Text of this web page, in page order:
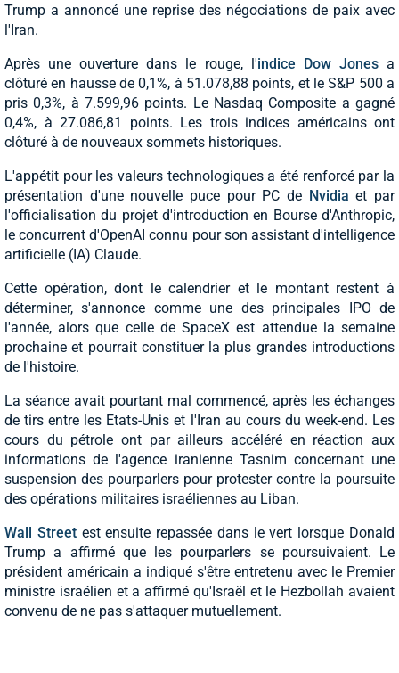
Trump a annoncé une reprise des négociations de paix avec
l'Iran.
Après une ouverture dans le rouge, l'indice Dow Jonesa
clôturé en hausse de 0,1%, à 51.078,88 points, et le S&P 500 a
pris 0,3%, à 7.599,96 points. Le Nasdaq Composite a gagné
0,4%, à 27.086,81 points. Les trois indices américains ont
clôturé à de nouveaux sommets historiques.
L'appétit pour les valeurs technologiques a été renforcé par la
présentation d'une nouvelle puce pour PC de Nvidia et par
l'officialisation du projet d'introduction en Bourse d'Anthropic,
le concurrent d'OpenAI connu pour son assistant d'intelligence
artificielle (IA) Claude.
Cette opération, dont le calendrier et le montant restent à
déterminer, s'annonce comme une des principales IPO de
l'année, alors que celle de SpaceX est attendue la semaine
prochaine et pourrait constituer la plus grandes introductions
de l'histoire.
La séance avait pourtant mal commencé, après les échanges
de tirs entre les Etats-Unis et l'Iran au cours du week-end. Les
cours du pétrole ont par ailleurs accéléré en réaction aux
informations de l'agence iranienne Tasnim concernant une
suspension des pourparlers pour protester contre la poursuite
des opérations militaires israéliennes au Liban.
Wall Streetest ensuite repassée dans le vert lorsque Donald
Trump a affirmé que les pourparlers se poursuivaient. Le
président américain a indiqué s'être entretenu avec le Premier
ministre israélien et a affirmé qu'Israël et le Hezbollah avaient
convenu de ne pas s'attaquer mutuellement.